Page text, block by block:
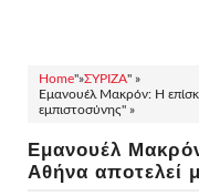
Home"»ΣΥΡΙΖΑ" »
Εμανουέλ Μακρόν: Η
εμπιστοσύνης" »
Εμανουέλ
Αθήνα αποτελεί